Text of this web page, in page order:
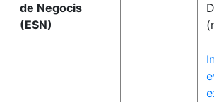
de Negocis
(ESN)